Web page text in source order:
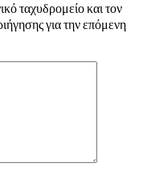
ταχυδρομείο και τον
για την επόμενη